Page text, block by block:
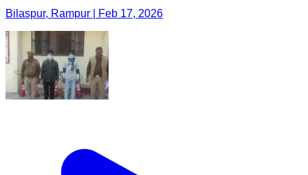
Bilaspur, Rampur | Feb 17, 2026